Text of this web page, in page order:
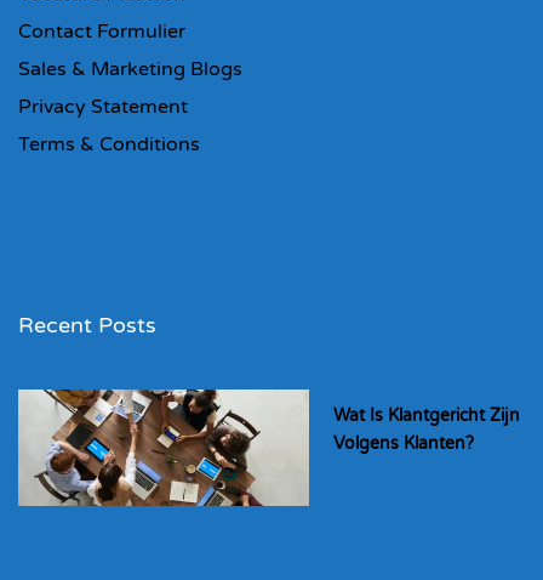
Contact Formulier
Sales & Marketing Blogs
Privacy Statement
Terms & Conditions
Recent Posts
Wat Is Klantgericht Zijn
Volgens Klanten?